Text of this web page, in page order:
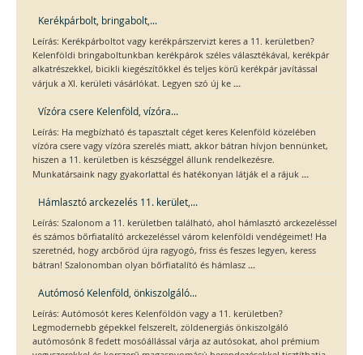
Kerékpárbolt, bringabolt,...
Leírás: Kerékpárboltot vagy kerékpárszervizt keres a 11. kerületben?
Kelenföldi bringaboltunkban kerékpárok széles választékával, kerékpár
alkatrészekkel, bicikli kiegészítőkkel és teljes körű kerékpár javítással
várjuk a XI. kerületi vásárlókat. Legyen szó új ke ...
Vízóra csere Kelenföld, vízóra...
Leírás: Ha megbízható és tapasztalt céget keres Kelenföld közelében
vízóra csere vagy vízóra szerelés miatt, akkor bátran hívjon bennünket,
hiszen a 11. kerületben is készséggel állunk rendelkezésre.
Munkatársaink nagy gyakorlattal és hatékonyan látják el a rájuk ...
Hámlasztó arckezelés 11. kerület,...
Leírás: Szalonom a 11. kerületben található, ahol hámlasztó arckezeléssel
és számos bőrfiatalító arckezeléssel várom kelenföldi vendégeimet! Ha
szeretnéd, hogy arcbőröd újra ragyogó, friss és feszes legyen, keress
bátran! Szalonomban olyan bőrfiatalító és hámlasz ...
Autómosó Kelenföld, önkiszolgáló...
Leírás: Autómosót keres Kelenföldön vagy a 11. kerületben?
Legmodernebb gépekkel felszerelt, zöldenergiás önkiszolgáló
autómosónk 8 fedett mosóállással várja az autósokat, ahol prémium